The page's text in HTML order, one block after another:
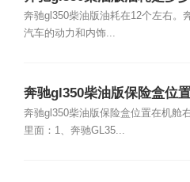
奔驰gl350柴油版油耗在12个左右。
汽车的动力和内饰...
奔驰gl350柴油版保险盒位
奔驰gl350柴油版保险盒位置在机舱
里面：1、奔驰GL35...